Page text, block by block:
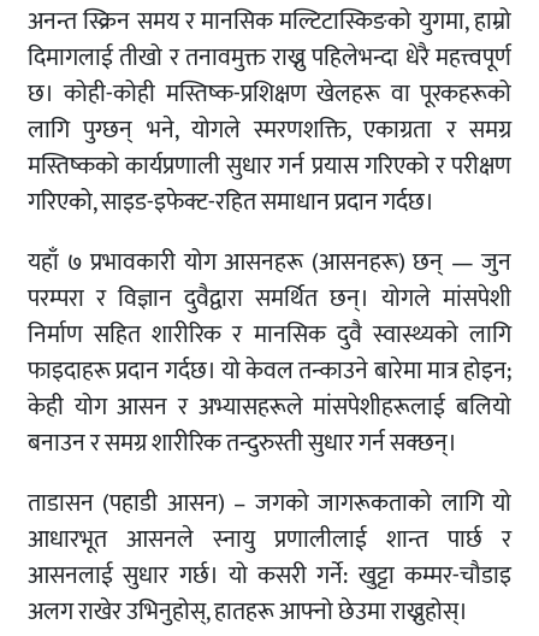
अनन्त स्क्रिन समय र मानसिक मल्टिटास्किङको युगमा, हाम्रो
दिमागलाई तीखो र तनावमुक्त राख्नु पहिलेभन्दा धेरै महत्त्वपूर्ण
छ। कोही-कोही मस्तिष्क-प्रशिक्षण खेलहरू वा पूरकहरूको
लागि पुग्छन् भने, योगले स्मरणशक्ति, एकाग्रता र समग्र
मस्तिष्कको कार्यप्रणाली सुधार गर्न प्रयास गरिएको र परीक्षण
गरिएको, साइड-इफेक्ट-रहित समाधान प्रदान गर्दछ।
यहाँ ७ प्रभावकारी योग आसनहरू (आसनहरू) छन् — जुन
परम्परा र विज्ञान दुवैद्वारा समर्थित छन्। योगले मांसपेशी
निर्माण सहित शारीरिक र मानसिक दुवै स्वास्थ्यको लागि
फाइदाहरू प्रदान गर्दछ। यो केवल तन्काउने बारेमा मात्र होइन;
केही योग आसन र अभ्यासहरूले मांसपेशीहरूलाई बलियो
बनाउन र समग्र शारीरिक तन्दुरुस्ती सुधार गर्न सक्छन्।
ताडासन (पहाडी आसन) – जगको जागरूकताको लागि यो
आधारभूत आसनले स्नायु प्रणालीलाई शान्त पार्छ र
आसनलाई सुधार गर्छ। यो कसरी गर्ने: खुट्टा कम्मर-चौडाइ
अलग राखेर उभिनुहोस्, हातहरू आफ्नो छेउमा राख्नुहोस्।